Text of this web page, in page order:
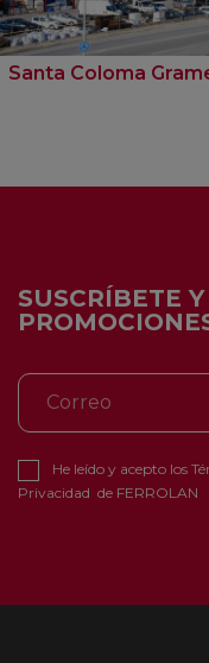
Santa Coloma
SUSCRÍBETE
He leído y acepto los
Privacidad de FERROLAN